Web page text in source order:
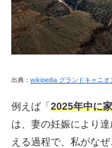
出典： wikipedia グランドキャニオ
例えば「2025年中に
は、妻の妊娠により
える過程で、私がな